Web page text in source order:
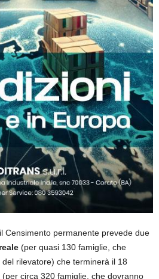
Censimento permanente prevede due
(per quasi 130 famiglie, che
rilevatore) che terminerà il 18
(per circa 320 famiglie, che dovranno